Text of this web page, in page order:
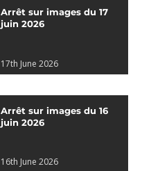
Arrêt sur images du 17
juin 2026
17th June 2026
Arrêt sur images du 16
juin 2026
16th June 2026